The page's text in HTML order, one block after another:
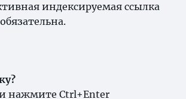
индексируемая ссылка
нажмите Ctrl+Enter